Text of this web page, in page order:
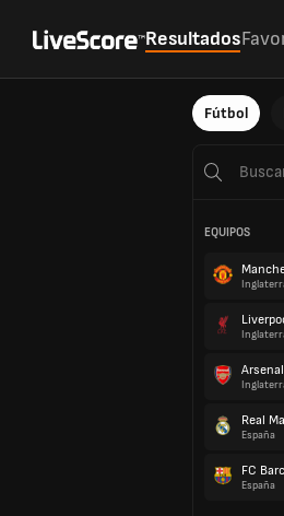
Resultados
Fútbol
EQUIPOS
Arsenal
Real
España
FC
España